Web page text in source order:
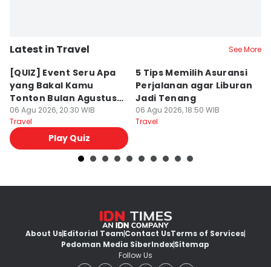
Latest in Travel See More
[QUIZ] Event Seru Apa
yang Bakal Kamu
Tonton Bulan Agustus
2026 Ini?
06 Agu 2026, 20:30 WIB
Travel
Play Quiz
5 Tips Memilih Asuransi
Perjalanan agar Liburan
Jadi Tenang
06 Agu 2026, 18:50 WIB
Travel
About UsEditorial TeamContact UsTerms of Services
Pedoman Media SiberIndexSitemap
Follow Us